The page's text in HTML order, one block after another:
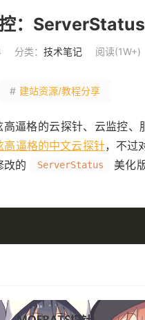
：
分类： 技术笔记 阅读(1W+)
# 建站资源/教程分享
高逼格的云探针、云监控
逼格的中文云探针，不过
改的 ServerStatus
美化